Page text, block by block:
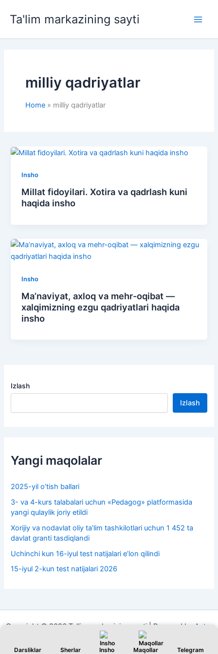
Ta'lim markazining sayti
milliy qadriyatlar
Home milliy qadriyatlar
Insho
Millat fidoyilari. Xotira va qadrlash kuni
haqida insho
Insho
Ma’naviyat, axloq va mehr-oqibat —
xalqimizning ezgu qadriyatlari haqida
insho
Izlash
Izlash
Yangi maqolalar
2025-yil o’tish ballari
3- va 4-kurs talabalari uchun «Pedagog» platformasida
yangi qulaylik joriy etildi
Xorijiy va nodavlat oliy taʼlim tashkilotlari uchun 1 452 ta
davlat granti tasdiqlandi
Uchinchi kun 16-iyul test natijalari e’lon qilindi
15-iyul 2-kun test natijalari 2026
Copyright © 2026 Ta'lim markazining sayti | Powered by
Astra
WordPress Theme
Darsliklar Sherlar Insho Maqollar Telegram